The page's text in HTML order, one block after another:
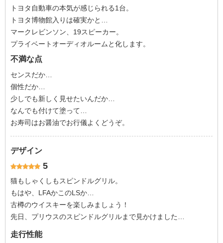
トヨタ自動車の本気が感じられる1台。
トヨタ博物館入りは確実かと…
マークレビンソン、19スピーカー。
プライベートオーディオルームと化します。
不満な点
センスだか…
個性だか…
少しでも新しく見せたいんだか…
なんでも付けて塗って…
お寿司はお醤油でお行儀よくどうぞ。
デザイン
5
猫もしゃくしもスピンドルグリル。
もはや、LFAかこのLSか…
古樽のウイスキーを楽しみましょう！
先日、プリウスのスピンドルグリルまで見かけました…
走行性能